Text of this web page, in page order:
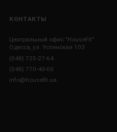
КОНТАКТЫ
Центральный офис "HouseFit" :
Одесса, ул. Успенская 103
(048) 725-27-64
(048) 770-40-00
info@housefit.ua